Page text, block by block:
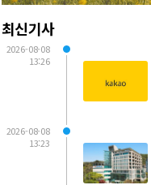
최신기사
2026-08-08
13:26
2026-08-08
13:23